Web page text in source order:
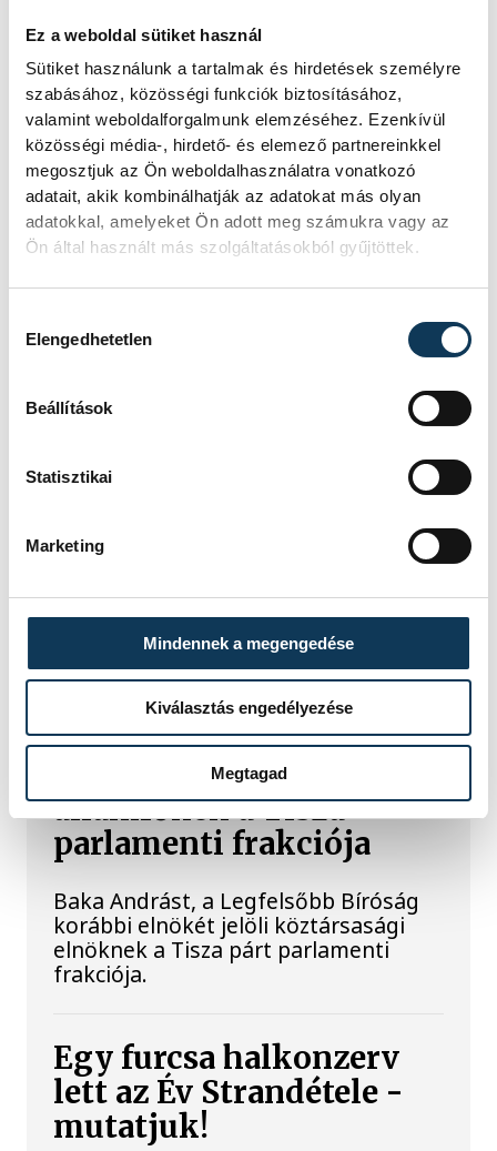
Ez a weboldal sütiket használ
Sütiket használunk a tartalmak és hirdetések személyre
szabásához, közösségi funkciók biztosításához,
valamint weboldalforgalmunk elemzéséhez. Ezenkívül
közösségi média-, hirdető- és elemező partnereinkkel
megosztjuk az Ön weboldalhasználatra vonatkozó
adatait, akik kombinálhatják az adatokat más olyan
adatokkal, amelyeket Ön adott meg számukra vagy az
Ön által használt más szolgáltatásokból gyűjtöttek.
Elengedhetetlen
Beállítások
Statisztikai
Marketing
Mindennek a megengedése
Kiválasztás engedélyezése
Megtagad
Zeneoktatás: nem elég
egyetlen hangszerben
elmélyedni
A zeneoktatás helyzetéről beszélgetett a
Music Hungary kerekasztala mellett Pap
Tibor a Peron Music, Bánkuti Dániel a
(PEMA) képviseletében, a beszélgetést Réz
KÖZÉLET
Baka Andrást jelöli
államfőnek a Tisza
parlamenti frakciója
Baka Andrást, a Legfelsőbb Bíróság
korábbi elnökét jelöli köztársasági
elnöknek a Tisza párt parlamenti
frakciója.
Egy furcsa halkonzerv
lett az Év Strandétele -
mutatjuk!